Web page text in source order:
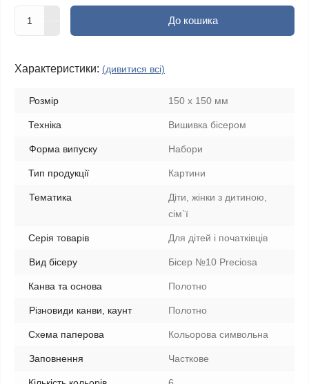
До кошика
Характеристики: (дивитися всі)
Розмір 150 х 150 мм
Техніка Вишивка бісером
Форма випуску Набори
Тип продукції Картини
Тематика
Діти, жінки з дитиною,
сім`ї
Серія товарів Для дітей і початківців
Вид бісеру Бісер №10 Preciosa
Канва та основа Полотно
Різновиди канви, каунт Полотно
Схема паперова Кольорова символьна
Заповнення Часткове